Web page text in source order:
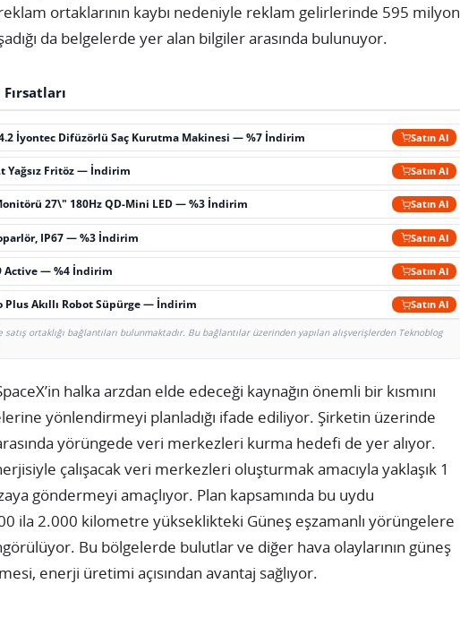
reklam ortaklarının kaybı nedeniyle reklam gelirlerinde 595 milyon
da belgelerde yer alan bilgiler arasında bulunuyor.
İyontec Difüzörlü Saç Kurutma Makinesi — %7 İndirim Satın Al
Yağsız Fritöz — İndirim Satın Al
27\" 180Hz QD-Mini LED — %3 İndirim Satın Al
IP67 — %3 İndirim Satın Al
Active — %4 İndirim Satın Al
Plus Akıllı Robot Süpürge — İndirim Satın Al
ortaklığı bağlantıları bulunmaktadır. Bu bağlantılar üzerinden yapılan alışverişlerden Teknoblog
halka arzdan elde edeceği kaynağın önemli bir kısmını
yönlendirmeyi planladığı ifade ediliyor. Şirketin üzerinde
arasında yörüngede veri merkezleri kurma hedefi de yer alıyor.
çalışacak veri merkezleri oluşturmak amacıyla yaklaşık 1
göndermeyi amaçlıyor. Plan kapsamında bu uydu
500 ila 2.000 kilometre yükseklikteki Güneş eşzamanlı yörüngelere
Bu bölgelerde bulutlar ve diğer hava olaylarının güneş
enerji üretimi açısından avantaj sağlıyor.